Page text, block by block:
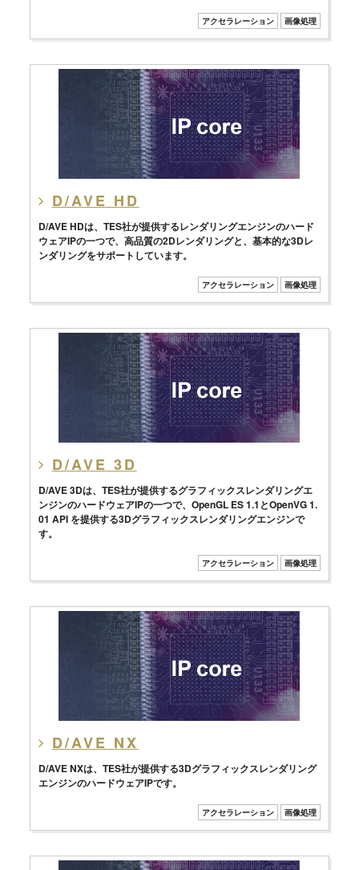
アクセラレーション 画像処理
D/AVE HD
D/AVE HDは、TES社が提供するレンダリングエンジンのハード
ウェアIPの一つで、高品質の2Dレンダリングと、基本的な3Dレ
ンダリングをサポートしています。
アクセラレーション 画像処理
D/AVE 3D
D/AVE 3Dは、TES社が提供するグラフィックスレンダリングエ
ンジンのハードウェアIPの一つで、OpenGL ES 1.1とOpenVG 1.
01 API を提供する3Dグラフィックスレンダリングエンジンで
す。
アクセラレーション 画像処理
D/AVE NX
D/AVE NXは、TES社が提供する3Dグラフィックスレンダリング
エンジンのハードウェアIPです。
アクセラレーション 画像処理